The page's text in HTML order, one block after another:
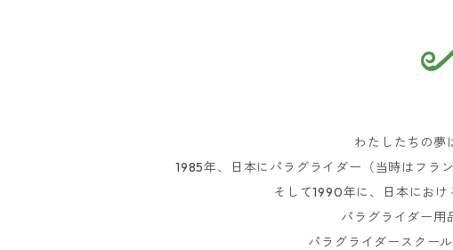
わたしたちの夢
1985年、日本にパラグライダー（当時はフラ
そして1990年に、日本にお
パラグライダー用
パラグライダースクー